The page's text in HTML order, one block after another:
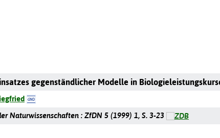
gegenständlicher Modelle in
Naturwissenschaften : ZfDN 5 (1999) 1, S. 3-23